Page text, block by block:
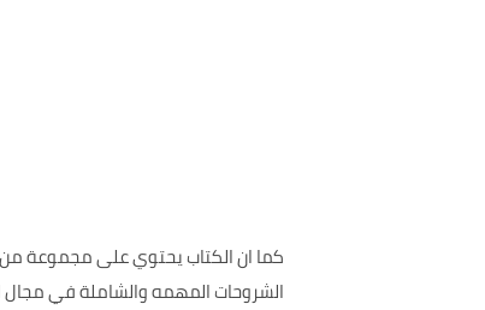
كما ان الكتاب يحتوي على مجموعة من
الشروحات المهمه والشاملة في مجال